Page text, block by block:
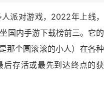
派对游戏，2022年上线，
国内手游下载榜前三。它的
那个圆滚滚的小人）在各种
存活或最先到达终点的获